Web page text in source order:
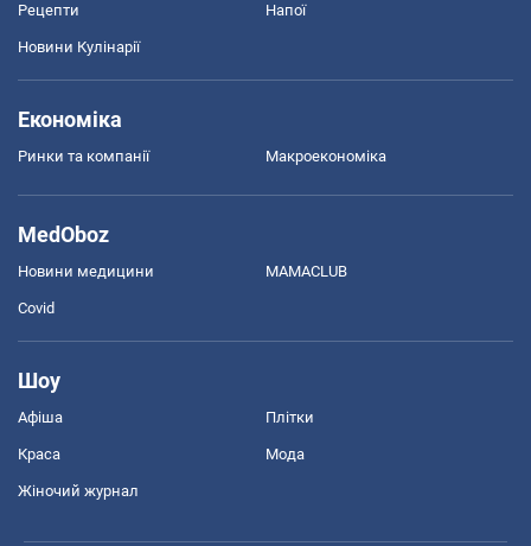
Рецепти Напої
Новини Кулінарії
Економіка
Ринки та компанії Макроекономіка
MedOboz
Новини медицини MAMACLUB
Covid
Шоу
Афіша Плітки
Краса Мода
Жіночий журнал